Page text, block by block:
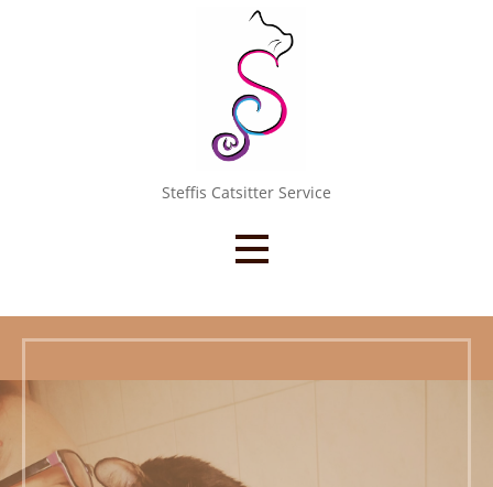
Steffis Catsitter Service